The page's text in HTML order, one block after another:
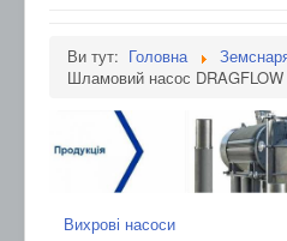
Ви тут: Головна
Шламовий насос
Вихрові насоси